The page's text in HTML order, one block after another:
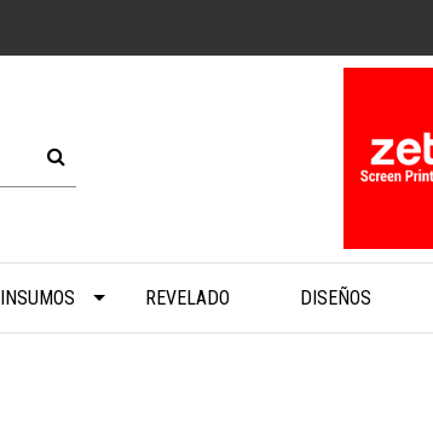
INSUMOS REVELADO DISEÑOS